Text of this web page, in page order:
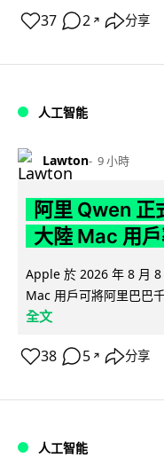
37 2 ↗ 分享
人工智能
Lawton 9 小時
阿里 Qwen 正
大陸 Mac 用
Apple 於 2026 年 8 月
Mac 用戶可將阿里巴巴
全文
38 5 ↗ 分享
人工智能